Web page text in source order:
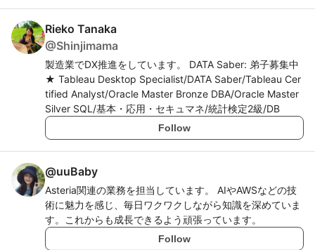
Rieko Tanaka
@Shinjimama
製造業でDX推進をしています。 DATA Saber: 弟子募集中
★ Tableau Desktop Specialist/DATA Saber/Tableau Cer
tified Analyst/Oracle Master Bronze DBA/Oracle Master
Silver SQL/基本・応用・セキュマネ/統計検定2級/DB
Follow
@uuBaby
Asteria関連の業務を担当しています。 AIやAWSなどの技
術に魅力を感じ、毎日ワクワクしながら知識を深めていま
す。これからも成長できるよう頑張っています。
Follow